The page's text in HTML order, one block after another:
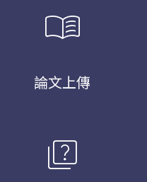
menu_book
論文上傳
quiz